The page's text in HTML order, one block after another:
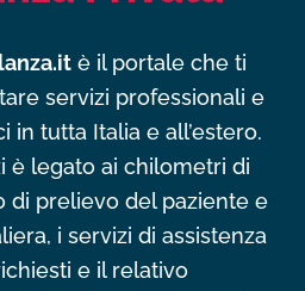
è il portale che ti
servizi professionali e
in tutta Italia e all’estero.
è legato ai chilometri di
di prelievo del paziente e
i servizi di assistenza
e il relativo